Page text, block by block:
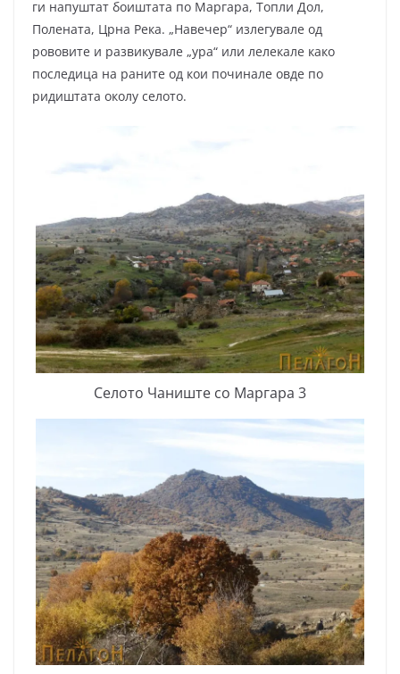
ги напуштат боиштата по Маргара, Топли Дол,
Полената, Црна Река. „Навечер“ излегувале од
рововите и развикувале „ура“ или лелекале како
последица на раните од кои починале овде по
ридиштата околу селото.
Селото Чаниште со Маргара 3